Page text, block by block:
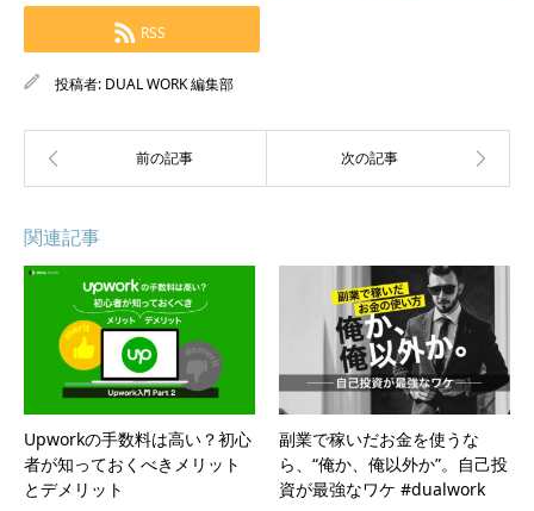
RSS
投稿者: DUAL WORK 編集部
関連記事
Upworkの手数料は高い？初心
者が知っておくべきメリット
とデメリット
副業で稼いだお金を使うな
ら、“俺か、俺以外か”。自己投
資が最強なワケ #dualwork